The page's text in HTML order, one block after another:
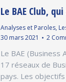
Le BAE Club,
Analyses et Paroles,
30 mars 2021
2
Le BAE (Business
17 réseaux de
pays. Les